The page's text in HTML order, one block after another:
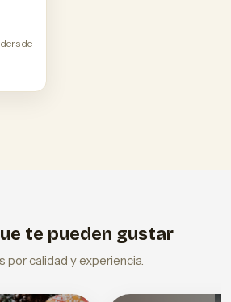
de
te pueden gustar
por calidad y experiencia.